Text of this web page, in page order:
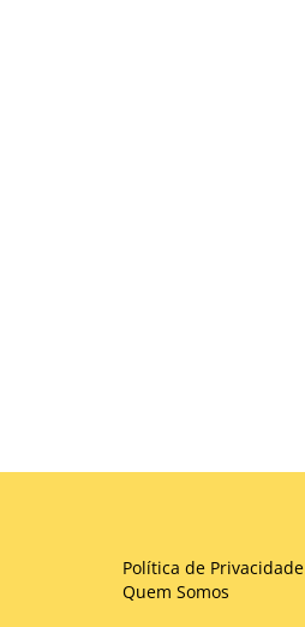
Política de Privacidade
Quem Somos